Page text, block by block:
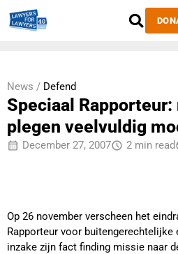
News / Defend
Speciaal
plegen veelvuldig
December 27, 2007 2 min read
Op 26 november verscheen het
Rapporteur voor
inzake zijn fact finding missie naar